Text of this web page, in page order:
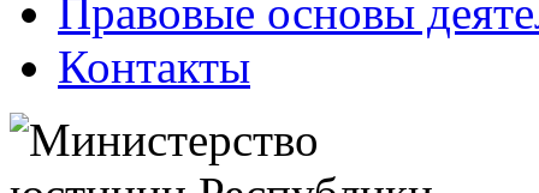
Правовые основы
Контакты